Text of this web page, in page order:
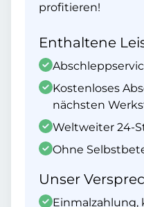
profitieren!
Enthaltene
Kostenloses
nächsten
Weltweiter 24-
Ohne
Unser
Einmalzahlung,